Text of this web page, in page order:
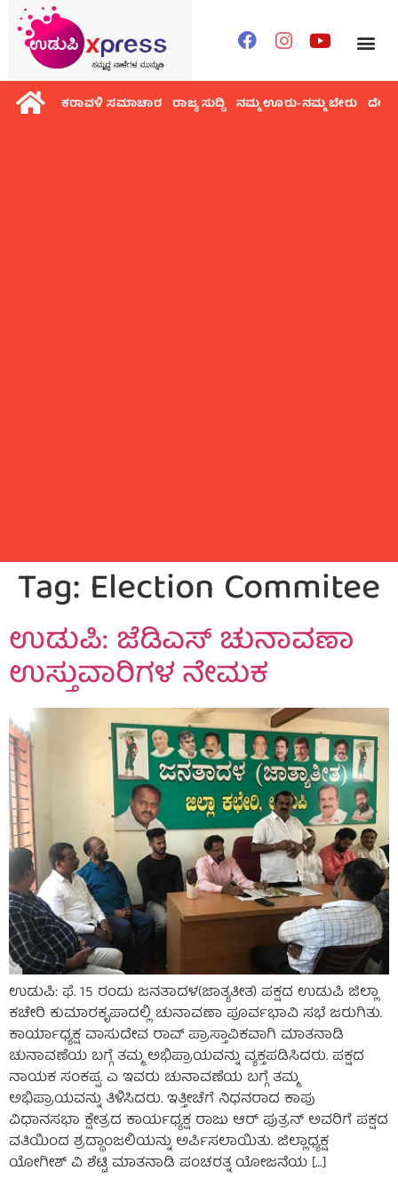
ಕರಾವಳಿ ಸಮಾಚಾರ ರಾಜ್ಯ ಸುದ್ದಿ ನಮ್ಮ ಊರು-ನಮ್ಮ ಬೇರು ದೇಶ
Tag: Election Commitee
ಉಡುಪಿ: ಜೆಡಿಎಸ್ ಚುನಾವಣಾ
ಉಸ್ತುವಾರಿಗಳ ನೇಮಕ
ಉಡುಪಿ: ಫೆ. 15 ರಂದು ಜನತಾದಳ(ಜಾತ್ಯತೀತ) ಪಕ್ಷದ ಉಡುಪಿ ಜಿಲ್ಲಾ
ಕಚೇರಿ ಕುಮಾರಕೃಪಾದಲ್ಲಿ ಚುನಾವಣಾ ಪೂರ್ವಭಾವಿ ಸಭೆ ಜರುಗಿತು.
ಕಾರ್ಯಾಧ್ಯಕ್ಷ ವಾಸುದೇವ ರಾವ್ ಪ್ರಾಸ್ತಾವಿಕವಾಗಿ ಮಾತನಾಡಿ
ಚುನಾವಣೆಯ ಬಗ್ಗೆ ತಮ್ಮ ಅಭಿಪ್ರಾಯವನ್ನು ವ್ಯಕ್ತಪಡಿಸಿದರು. ಪಕ್ಷದ
ನಾಯಕ ಸಂಕಪ್ಪ. ಎ ಇವರು ಚುನಾವಣೆಯ ಬಗ್ಗೆ ತಮ್ಮ
ಅಭಿಪ್ರಾಯವನ್ನು ತಿಳಿಸಿದರು. ಇತ್ತೀಚೆಗೆ ನಿಧನರಾದ ಕಾಪು
ವಿಧಾನಸಭಾ ಕ್ಷೇತ್ರದ ಕಾರ್ಯಧ್ಯಕ್ಷ ರಾಜು ಆರ್ ಪುತ್ರನ್ ಅವರಿಗೆ ಪಕ್ಷದ
ವತಿಯಿಂದ ಶ್ರದ್ಧಾಂಜಲಿಯನ್ನು ಅರ್ಪಿಸಲಾಯಿತು. ಜಿಲ್ಲಾಧ್ಯಕ್ಷ
ಯೋಗೀಶ್ ವಿ ಶೆಟ್ಟಿ ಮಾತನಾಡಿ ಪಂಚರತ್ನ ಯೋಜನೆಯ […]